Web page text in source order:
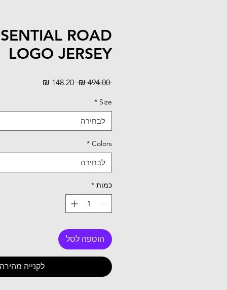
ROAD
LOGO JERSEY
‏494.00 ‏₪
מחיר
Size
*
לבחירה
Colors
*
לבחירה
כמות *
הוספה לסל
לקנייה מהירה